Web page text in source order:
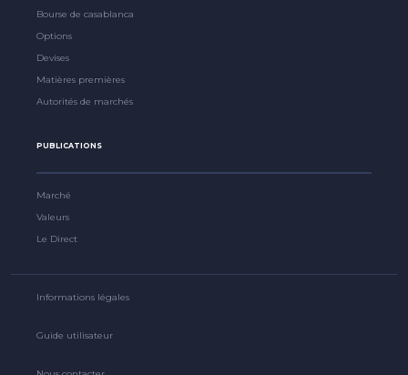
Bourse de casablanca
Options
Devises
Matières premières
Autorités de marchés
PUBLICATIONS
Marché
Valeurs
Le Direct
Informations légales
Guide utilisateur